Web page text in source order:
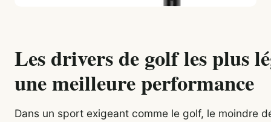
Les drivers de golf les plus
une meilleure performance
Dans un sport exigeant comme le golf, le moindre